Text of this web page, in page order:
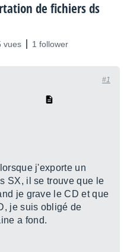
de fichiers ds
vues 1 follower
#1
j'exporte un
SX, il se trouve que le
je grave le CD et que
je suis obligé de
a fond.